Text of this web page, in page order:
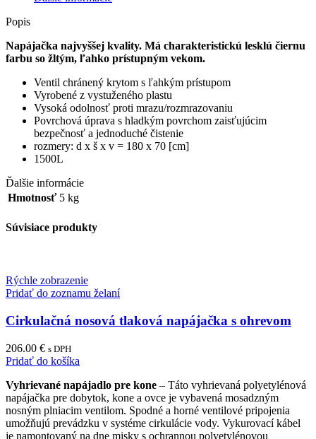
Popis
Napájačka najvyššej kvality. Má charakteristickú lesklú čiernu
farbu so žltým, ľahko prístupným vekom.
Ventil chránený krytom s ľahkým prístupom
Vyrobené z vystuženého plastu
Vysoká odolnosť proti mrazu/rozmrazovaniu
Povrchová úprava s hladkým povrchom zaisťujúcim
bezpečnosť a jednoduché čistenie
rozmery: d x š x v = 180 x 70 [cm]
1500L
Ďalšie informácie
Hmotnosť 5 kg
Súvisiace produkty
Rýchle zobrazenie
Pridať do zoznamu želaní
Cirkulačná nosová tlaková napájačka s ohrevom
206.00 € s DPH
Pridať do košíka
Vyhrievané napájadlo pre kone – Táto vyhrievaná polyetylénová
napájačka pre dobytok, kone a ovce je vybavená mosadzným
nosným plniacim ventilom. Spodné a horné ventilové pripojenia
umožňujú prevádzku v systéme cirkulácie vody. Vykurovací kábel
je namontovaný na dne misky s ochrannou polyetylénovou